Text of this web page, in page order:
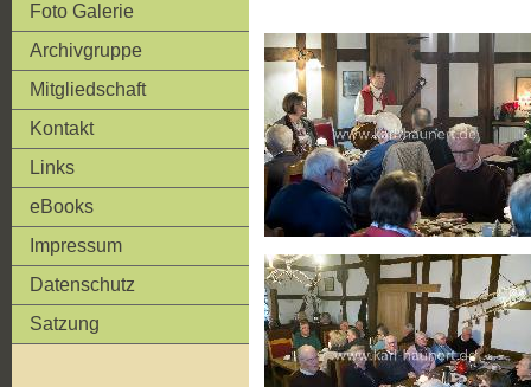
Foto Galerie
Archivgruppe
Mitgliedschaft
Kontakt
Links
eBooks
Impressum
Datenschutz
Satzung